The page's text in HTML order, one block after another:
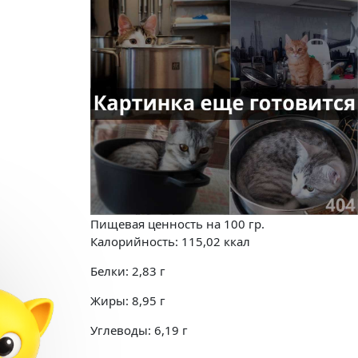
Пищевая ценность на 100 гр.
Калорийность: 115,02 ккал
Белки: 2,83 г
Жиры: 8,95 г
Углеводы: 6,19 г